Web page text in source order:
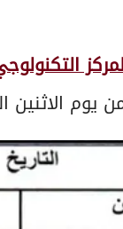
الاثنين الموافق 1